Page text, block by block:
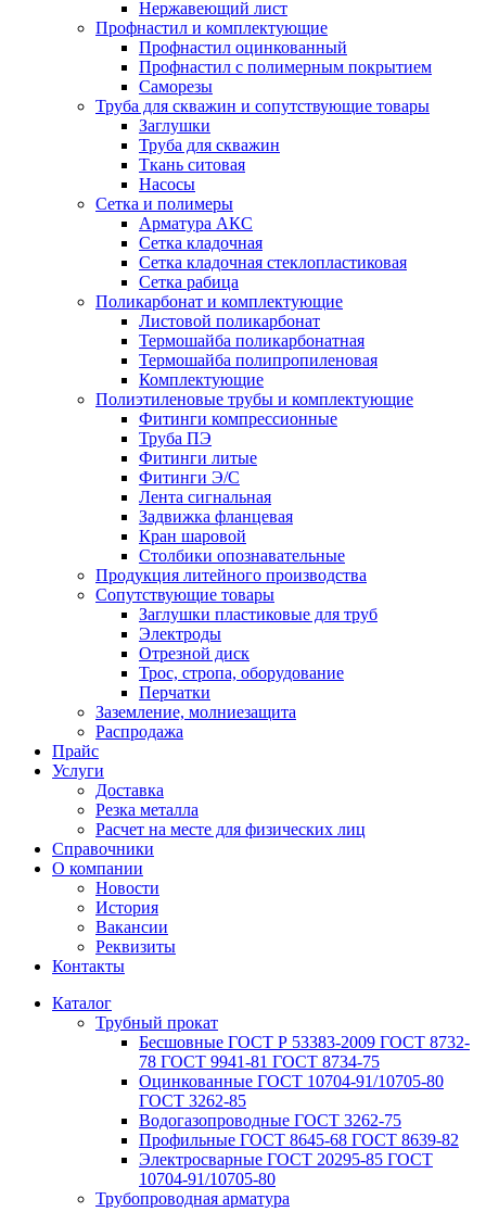
Нержавеющий лист
Профнастил и комплектующие
Профнастил оцинкованный
Профнастил с полимерным покрытием
Саморезы
Труба для скважин и сопутствующие товары
Заглушки
Труба для скважин
Ткань ситовая
Насосы
Сетка и полимеры
Арматура АКС
Сетка кладочная
Сетка кладочная стеклопластиковая
Сетка рабица
Поликарбонат и комплектующие
Листовой поликарбонат
Термошайба поликарбонатная
Термошайба полипропиленовая
Комплектующие
Полиэтиленовые трубы и комплектующие
Фитинги компрессионные
Труба ПЭ
Фитинги литые
Фитинги Э/С
Лента сигнальная
Задвижка фланцевая
Кран шаровой
Столбики опознавательные
Продукция литейного производства
Сопутствующие товары
Заглушки пластиковые для труб
Электроды
Отрезной диск
Трос, стропа, оборудование
Перчатки
Заземление, молниезащита
Распродажа
Прайс
Услуги
Доставка
Резка металла
Расчет на месте для физических лиц
Справочники
О компании
Новости
История
Вакансии
Реквизиты
Контакты
Каталог
Трубный прокат
Беcшовные ГОСТ Р 53383-2009 ГОСТ 8732-
78 ГОСТ 9941-81 ГОСТ 8734-75
Оцинкованные ГОСТ 10704-91/10705-80
ГОСТ 3262-85
Водогазопроводные ГОСТ 3262-75
Профильные ГОСТ 8645-68 ГОСТ 8639-82
Электросварные ГОСТ 20295-85 ГОСТ
10704-91/10705-80
Трубопроводная арматура